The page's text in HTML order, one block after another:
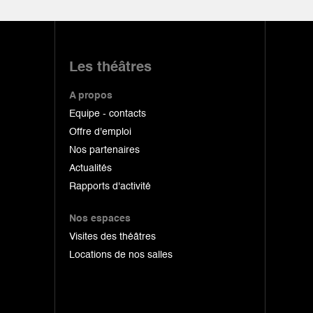
Les théâtres
A propos
Equipe - contacts
Offre d'emploi
Nos partenaires
Actualités
Rapports d'activité
Nos espaces
Visites des théâtres
Locations de nos salles